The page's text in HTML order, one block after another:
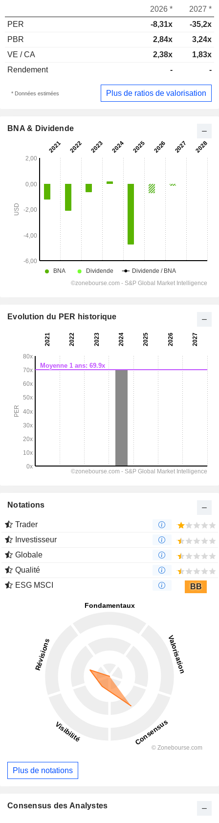
2026 *
2027 *
PER
-8,31x
-35,2x
PBR
2,84x
3,24x
VE / CA
2,38x
1,83x
Rendement
- -
* Données estimées Plus de ratios de valorisation
BNA & Dividende
Evolution du PER historique
Notations
Trader
Investisseur
Globale
Qualité
ESG MSCI
BB
Plus de notations
Consensus des Analystes